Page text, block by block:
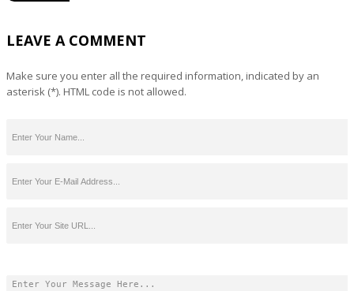
LEAVE A COMMENT
Make sure you enter all the required information, indicated by an
asterisk (*). HTML code is not allowed.